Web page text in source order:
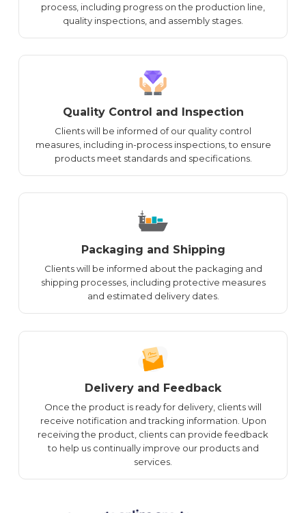
process, including progress on the production line,
quality inspections, and assembly stages.
Quality Control and Inspection
Clients will be informed of our quality control
measures, including in-process inspections, to ensure
products meet standards and specifications.
Packaging and Shipping
Clients will be informed about the packaging and
shipping processes, including protective measures
and estimated delivery dates.
Delivery and Feedback
Once the product is ready for delivery, clients will
receive notification and tracking information. Upon
receiving the product, clients can provide feedback
to help us continually improve our products and
services.